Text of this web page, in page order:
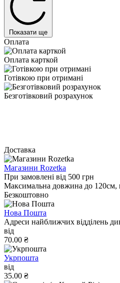
Показати ще
Оплата
Оплата карткой
Готівкою при отримані
Безготівковий розрахунок
Доставка
Магазини Rozetka
При замовлені від 500 грн
Максимальна довжина до 120см,
Безкоштовно
Нова Пошта
Адреси найближчих відділень
від
70.00 ₴
Укрпошта
від
35.00 ₴